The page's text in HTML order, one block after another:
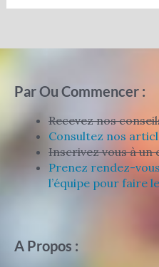
Par Ou Commencer :
Recevez nos
Consultez nos
Inscrivez vous à
Prenez rendez-
l’équipe pour faire
A Propos :